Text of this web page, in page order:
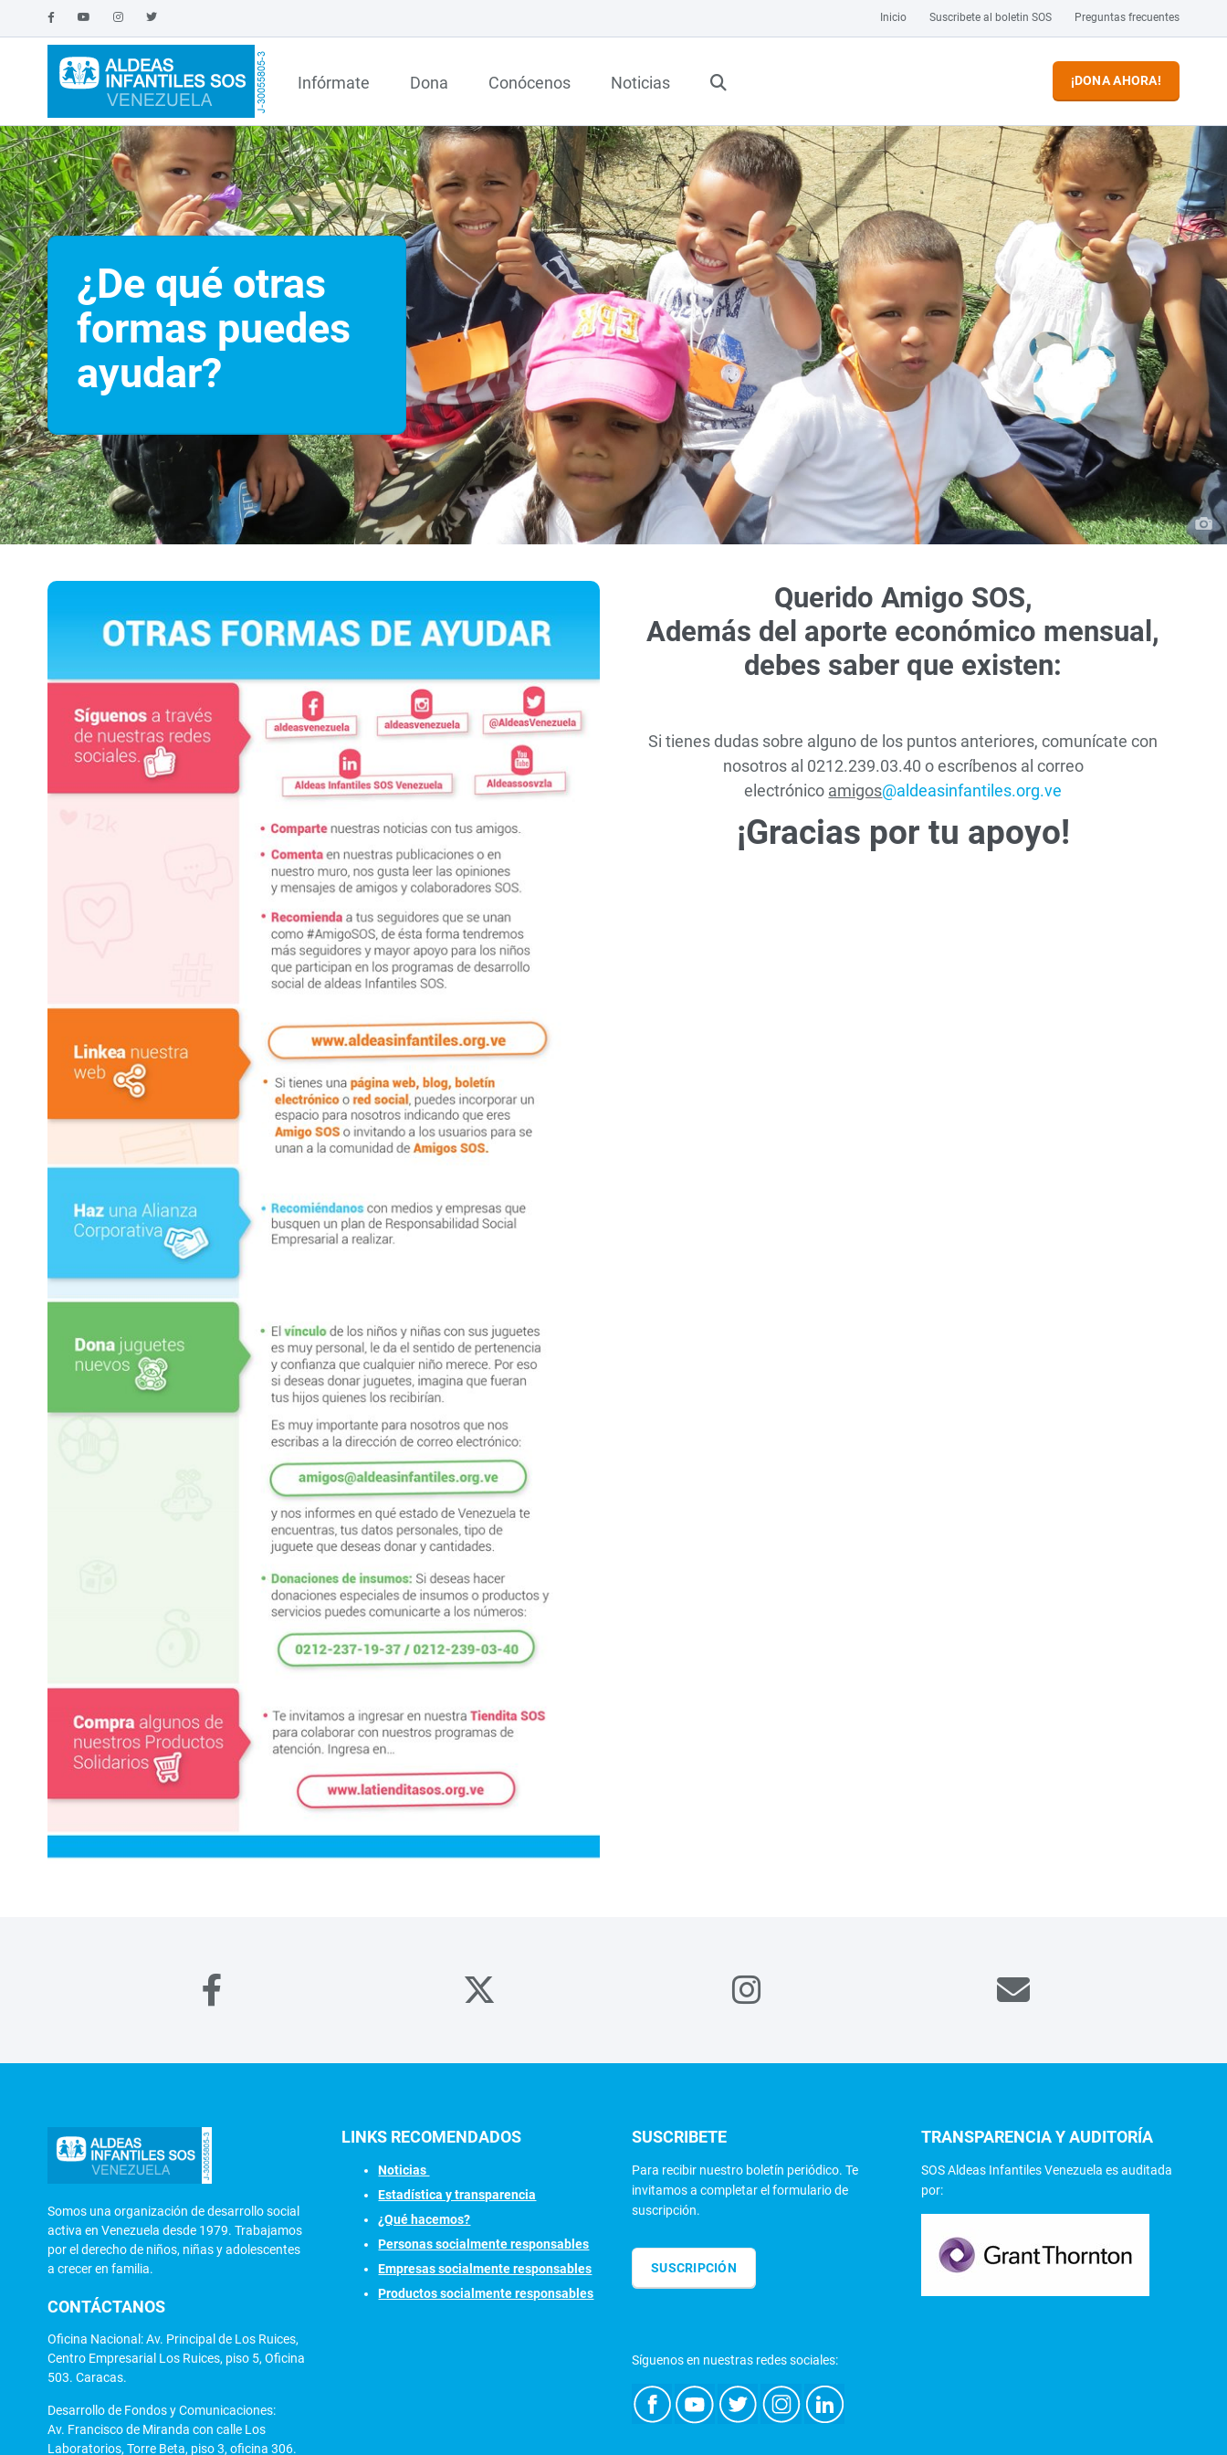
Inicio Suscribete al boletin SOS Preguntas frecuentes
Infórmate Dona Conócenos Noticias ¡DONA AHORA!
¿De qué otras
formas puedes
ayudar?
Querido Amigo SOS,
Además del aporte económico mensual,
debes saber que existen:
Si tienes dudas sobre alguno de los puntos anteriores, comunícate con
nosotros al 0212.239.03.40 o escríbenos al correo
electrónico amigos@aldeasinfantiles.org.ve
¡Gracias por tu apoyo!
Somos una organización de desarrollo social
activa en Venezuela desde 1979. Trabajamos
por el derecho de niños, niñas y adolescentes
a crecer en familia.
CONTÁCTANOS
Oficina Nacional: Av. Principal de Los Ruices,
Centro Empresarial Los Ruices, piso 5, Oficina
503. Caracas.
Desarrollo de Fondos y Comunicaciones:
Av. Francisco de Miranda con calle Los
Laboratorios, Torre Beta, piso 3, oficina 306.
LINKS RECOMENDADOS
Noticias
Estadística y transparencia
¿Qué hacemos?
Personas socialmente responsables
Empresas socialmente responsables
Productos socialmente responsables
SUSCRIBETE
Para recibir nuestro boletín periódico. Te
invitamos a completar el formulario de
suscripción.
SUSCRIPCIÓN
Síguenos en nuestras redes sociales:
TRANSPARENCIA Y AUDITORÍA
SOS Aldeas Infantiles Venezuela es auditada
por: